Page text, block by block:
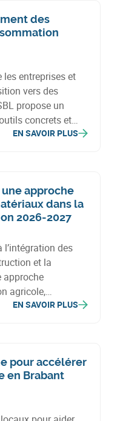
des
entreprises et
vers des
propose un
concrets et
sécuriser
EN SAVOIR PLUS
approche
dans la
2026-2027
des
et la
approche
agricole,
pour favoriser
EN SAVOIR PLUS
pour accélérer
en Brabant